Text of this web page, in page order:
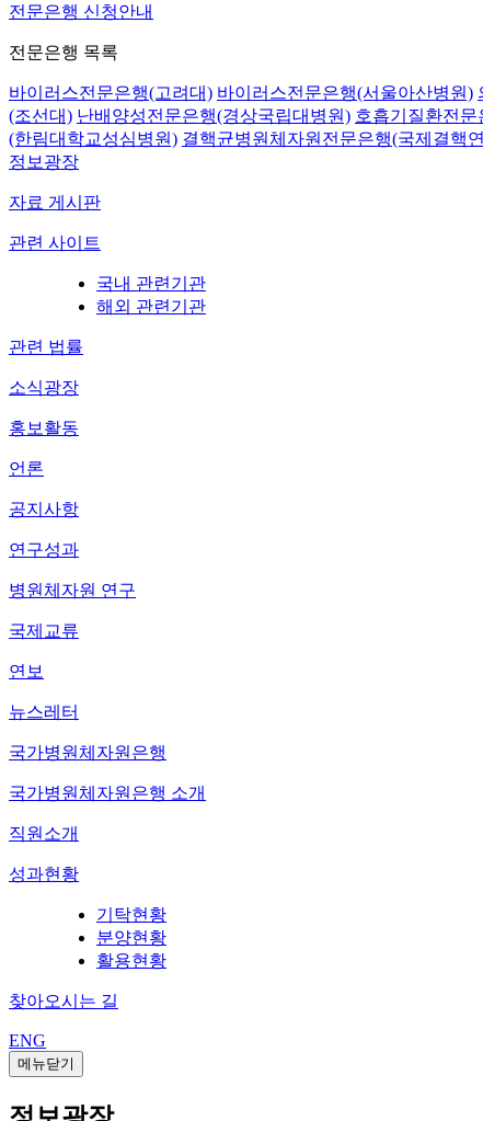
전문은행 신청안내
전문은행 목록
바이러스전문은행(고려대) 바이러스전문은행(서울아산병원)
(조선대) 난배양성전문은행(경상국립대병원) 호흡기질환전
(한림대학교성심병원) 결핵균병원체자원전문은행(국제결핵
정보광장
자료 게시판
관련 사이트
국내 관련기관
해외 관련기관
관련 법률
소식광장
홍보활동
언론
공지사항
연구성과
병원체자원 연구
국제교류
연보
뉴스레터
국가병원체자원은행
국가병원체자원은행 소개
직원소개
성과현황
기탁현황
분양현황
활용현황
찾아오시는 길
ENG
메뉴닫기